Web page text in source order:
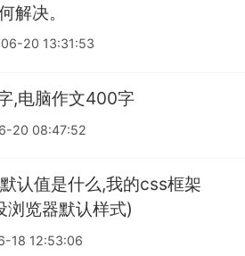
解决。
20 13:31:53
,电脑作文400字
20 08:47:52
认值是什么,我的css框架
览器默认样式)
18 12:53:06